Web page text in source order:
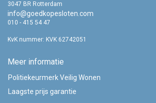
3047 BR Rotterdam
info@goedkopesloten.com
010 - 415 54 47
KvK nummer: KVK 62742051
Meer informatie
Politiekeurmerk Veilig Wonen
Laagste prijs garantie